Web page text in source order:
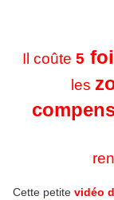
Il coûte 5
les
Cette petite vidéo